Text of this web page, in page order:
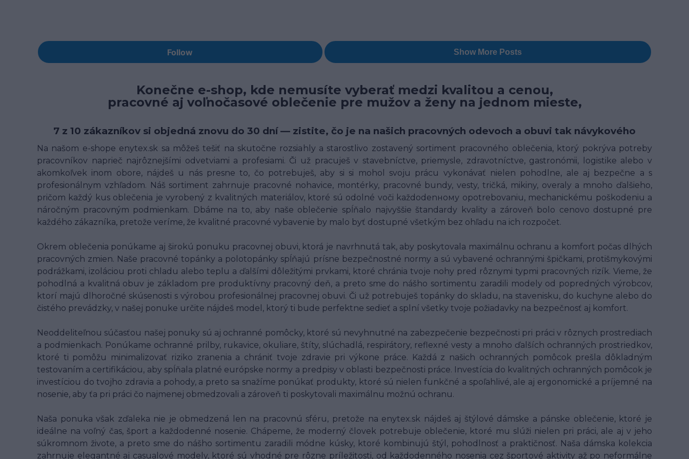
Konečne e-shop, kde nemusíte vyberať medzi kvalitou a cenou,
pracovné aj voľnočasové oblečenie pre mužov a ženy na jednom mieste,
7 z 10 zákazníkov si objedná znovu do 30 dní — zistite, čo je na našich pracovných odevoch a obuvi tak návykového
Na našom e-shope enytex.sk sa môžeš tešiť na skutočne rozsiahly a starostlivo zostavený sortiment pracovného oblečenia, ktorý pokrýva potreby
pracovníkov naprieč najrôznejšími odvetviami a profesiami. Či už pracuješ v stavebníctve, priemysle, zdravotníctve, gastronómii, logistike alebo v
akomkoľvek inom obore, nájdeš u nás presne to, čo potrebuješ, aby si si mohol svoju prácu vykonávať nielen pohodlne, ale aj bezpečne a s
profesionálnym vzhľadom. Náš sortiment zahrnuje pracovné nohavice, montérky, pracovné bundy, vesty, tričká, mikiny, overaly a mnoho ďalšieho,
pričom každý kus oblečenia je vyrobený z kvalitných materiálov, ktoré sú odolné voči každodenному opotrebovaniu, mechanickému poškodeniu a
náročným pracovným podmienkam. Dbáme na to, aby naše oblečenie spĺňalo najvyššie štandardy kvality a zároveň bolo cenovo dostupné pre
každého zákazníka, pretože veríme, že kvalitné pracovné vybavenie by malo byť dostupné všetkým bez ohľadu na ich rozpočet.
Okrem oblečenia ponúkame aj širokú ponuku pracovnej obuvi, ktorá je navrhnutá tak, aby poskytovala maximálnu ochranu a komfort počas dlhých
pracovných zmien. Naše pracovné topánky a polotopánky spĺňajú prísne bezpečnostné normy a sú vybavené ochrannými špičkami, protišmykovými
podrážkami, izoláciou proti chladu alebo teplu a ďalšími dôležitými prvkami, ktoré chránia tvoje nohy pred rôznymi typmi pracovných rizík. Vieme, že
pohodlná a kvalitná obuv je základom pre produktívny pracovný deň, a preto sme do nášho sortimentu zaradili modely od popredných výrobcov,
ktorí majú dlhoročné skúsenosti s výrobou profesionálnej pracovnej obuvi. Či už potrebuješ topánky do skladu, na stavenisku, do kuchyne alebo do
čistého prevádzky, v našej ponuke určite nájdeš model, ktorý ti bude perfektne sedieť a splní všetky tvoje požiadavky na bezpečnosť aj komfort.
Neoddeliteľnou súčasťou našej ponuky sú aj ochranné pomôcky, ktoré sú nevyhnutné na zabezpečenie bezpečnosti pri práci v rôznych prostrediach
a podmienkach. Ponúkame ochranné prilby, rukavice, okuliare, štíty, slúchadlá, respirátory, reflexné vesty a mnoho ďalších ochranných prostriedkov,
ktoré ti pomôžu minimalizovať riziko zranenia a chrániť tvoje zdravie pri výkone práce. Každá z našich ochranných pomôcok prešla dôkladným
testovaním a certifikáciou, aby spĺňala platné európske normy a predpisy v oblasti bezpečnosti práce. Investícia do kvalitných ochranných pomôcok je
investíciou do tvojho zdravia a pohody, a preto sa snažíme ponúkať produkty, ktoré sú nielen funkčné a spoľahlivé, ale aj ergonomické a príjemné na
nosenie, aby ťa pri práci čo najmenej obmedzovali a zároveň ti poskytovali maximálnu možnú ochranu.
Naša ponuka však zďaleka nie je obmedzená len na pracovnú sféru, pretože na enytex.sk nájdeš aj štýlové dámske a pánske oblečenie, ktoré je
ideálne na voľný čas, šport a každodenné nosenie. Chápeme, že moderný človek potrebuje oblečenie, ktoré mu slúži nielen pri práci, ale aj v jeho
súkromnom živote, a preto sme do nášho sortimentu zaradili módne kúsky, ktoré kombinujú štýl, pohodlnosť a praktičnosť. Naša dámska kolekcia
zahrnuje elegantné aj casualové modely, ktoré sú vhodné pre rôzne príležitosti, od každodenného nosenia cez športové aktivity až po neformálne